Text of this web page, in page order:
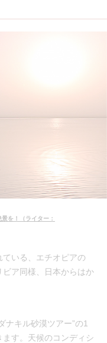
を！（ライター：
いる、エチオピアの
ビア同様、日本からはか
ナキル砂漠ツアー”の1
す。天候のコンディシ